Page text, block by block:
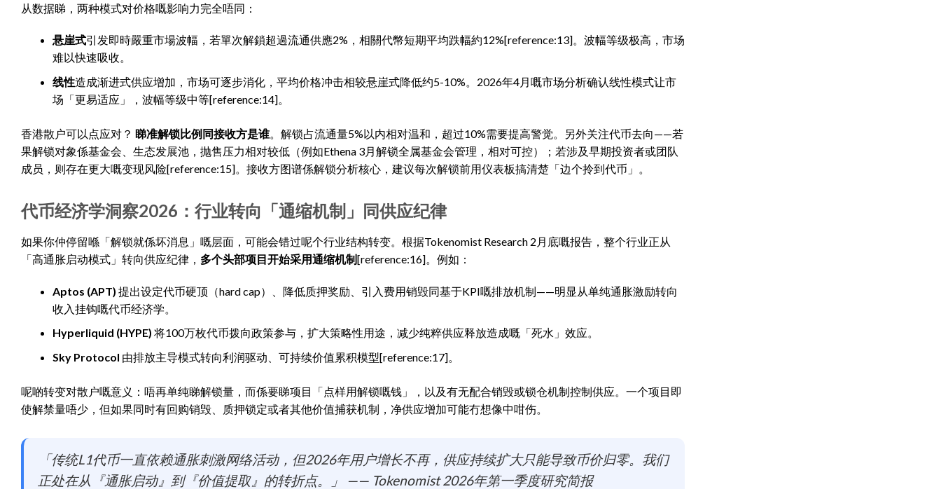
从数据睇，两种模式对价格嘅影响力完全唔同：
悬崖式引发即時嚴重市場波幅，若單次解鎖超過流通供應2%，相關代幣短期平均跌幅約12%[reference:13]。波幅等级极高，市场
难以快速吸收。
线性造成渐进式供应增加，市场可逐步消化，平均价格冲击相较悬崖式降低约5-10%。2026年4月嘅市场分析确认线性模式让市
场「更易适应」，波幅等级中等[reference:14]。
香港散户可以点应对？ 睇准解锁比例同接收方是谁。解锁占流通量5%以内相对温和，超过10%需要提高警觉。另外关注代币去向——若
果解锁对象係基金会、生态发展池，抛售压力相对较低（例如Ethena 3月解锁全属基金会管理，相对可控）；若涉及早期投资者或团队
成员，则存在更大嘅变现风险[reference:15]。接收方图谱係解锁分析核心，建议每次解锁前用仪表板搞清楚「边个拎到代币」。
代币经济学洞察2026：行业转向「通缩机制」同供应纪律
如果你仲停留喺「解锁就係坏消息」嘅层面，可能会错过呢个行业结构转变。根据Tokenomist Research 2月底嘅报告，整个行业正从
「高通胀启动模式」转向供应纪律， 多个头部项目开始采用通缩机制[reference:16]。例如：
Aptos (APT) 提出设定代币硬顶（hard cap）、降低质押奖励、引入费用销毁同基于KPI嘅排放机制——明显从单纯通胀激励转向
收入挂钩嘅代币经济学。
Hyperliquid (HYPE) 将100万枚代币拨向政策参与，扩大策略性用途，减少纯粹供应释放造成嘅「死水」效应。
Sky Protocol 由排放主导模式转向利润驱动、可持续价值累积模型[reference:17]。
呢啲转变对散户嘅意义：唔再单纯睇解锁量，而係要睇项目「点样用解锁嘅钱」，以及有无配合销毁或锁仓机制控制供应。一个项目即
使解禁量唔少，但如果同时有回购销毁、质押锁定或者其他价值捕获机制，净供应增加可能冇想像中咁伤。
「传统L1代币一直依赖通胀刺激网络活动，但2026年用户增长不再，供应持续扩大只能导致币价归零。我们
正处在从『通胀启动』到『价值提取』的转折点。」 —— Tokenomist 2026年第一季度研究简报